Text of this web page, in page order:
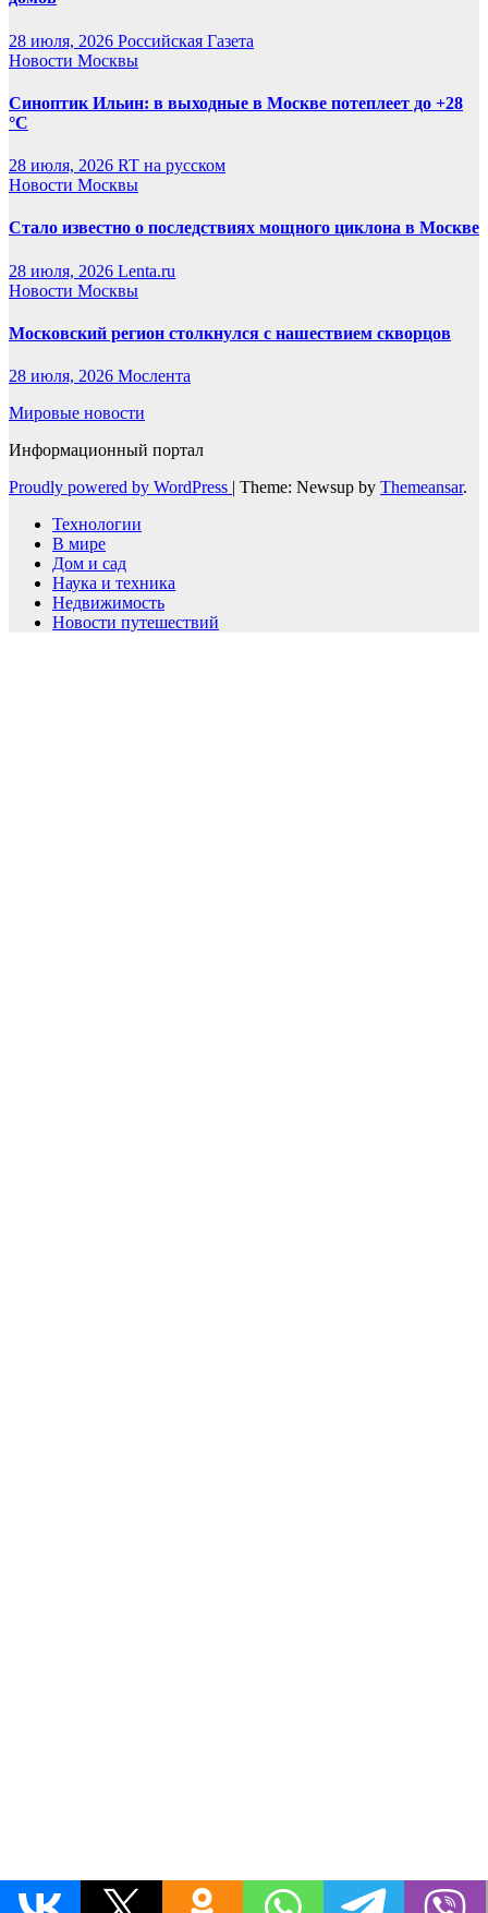
28 июля, 2026 Российская Газета
Новости Москвы
Синоптик Ильин: в выходные в Москве потеплеет до +28
°C
28 июля, 2026 RT на русском
Новости Москвы
Стало известно о последствиях мощного циклона в Москве
28 июля, 2026 Lenta.ru
Новости Москвы
Московский регион столкнулся с нашествием скворцов
28 июля, 2026 Мослента
Мировые новости
Информационный портал
Proudly powered by WordPress | Theme: Newsup by Themeansar.
Технологии
В мире
Дом и сад
Наука и техника
Недвижимость
Новости путешествий